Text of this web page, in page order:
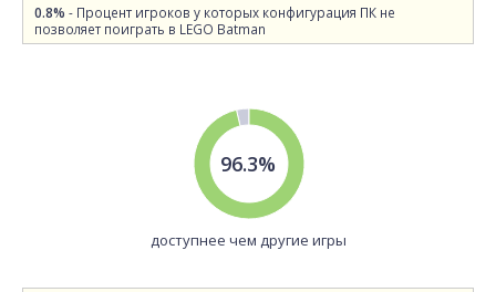
0.8% - Процент игроков у которых конфигурация ПК не
позволяет поиграть в LEGO Batman
96.3%
доступнее чем другие игры